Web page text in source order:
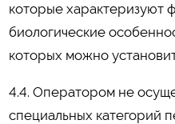
которые характеризуют
биологические
которых можно
4.4. Оператором не
специальных категорий